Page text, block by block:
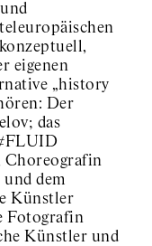
eigenen
„history
Der
das
Choreografin
dem
Künstler
Fotografin
Künstler und